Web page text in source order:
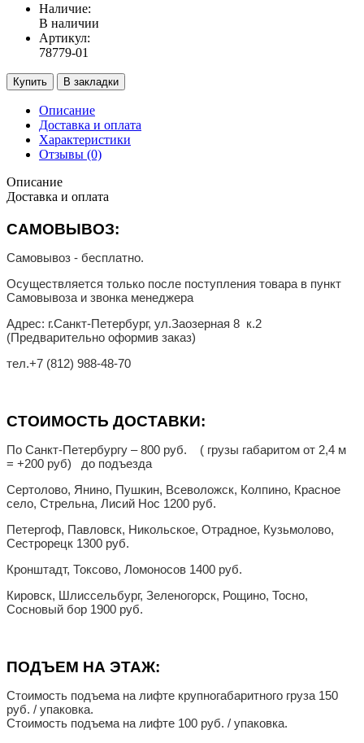
Наличие:
В наличии
Артикул:
78779-01
Купить В закладки
Описание
Доставка и оплата
Характеристики
Отзывы (0)
Описание
Доставка и оплата
САМОВЫВОЗ:
Самовывоз - бесплатно.
Осуществляется только после поступления товара в пункт
Самовывоза и звонка менеджера
Адрес: г.Санкт-Петербург, ул.Заозерная 8 к.2
(Предварительно оформив заказ)
тел.+7 (812) 988-48-70
СТОИМОСТЬ ДОСТАВКИ:
По Санкт-Петербургу – 800 руб. ( грузы габаритом от 2,4 м
= +200 руб) до подъезда
Сертолово, Янино, Пушкин, Всеволожск, Колпино, Красное
село, Стрельна, Лисий Нос 1200 руб.
Петергоф, Павловск, Никольское, Отрадное, Кузьмолово,
Сестрорецк 1300 руб.
Кронштадт, Токсово, Ломоносов 1400 руб.
Кировск, Шлиссельбург, Зеленогорск, Рощино, Тосно,
Сосновый бор 1900 руб.
ПОДЪЕМ НА ЭТАЖ:
Стоимость подъема на лифте крупногабаритного груза 150
руб. / упаковка.
Стоимость подъема на лифте 100 руб. / упаковка.